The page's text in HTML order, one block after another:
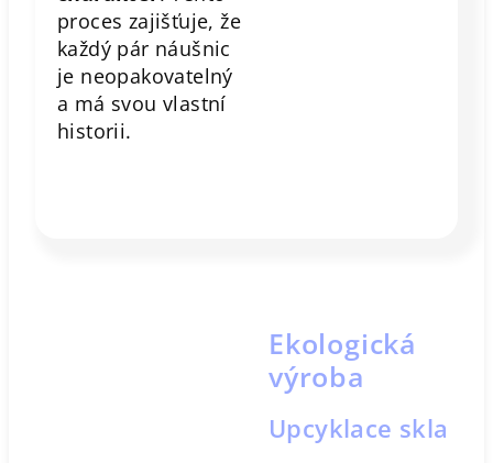
proces zajišťuje, že
každý pár náušnic
je neopakovatelný
a má svou vlastní
historii.
Ekologická
výroba
Upcyklace skla